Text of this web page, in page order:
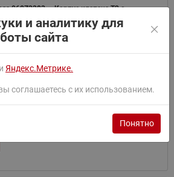
068Z3383 — Корпус клапана T2 с
068Z3384 — Корпус клапана T2 с
элементом Данфосс
и аналитику для
сайта
и Яндекс.Метрике.
соглашаетесь с их использованием.
Понятно